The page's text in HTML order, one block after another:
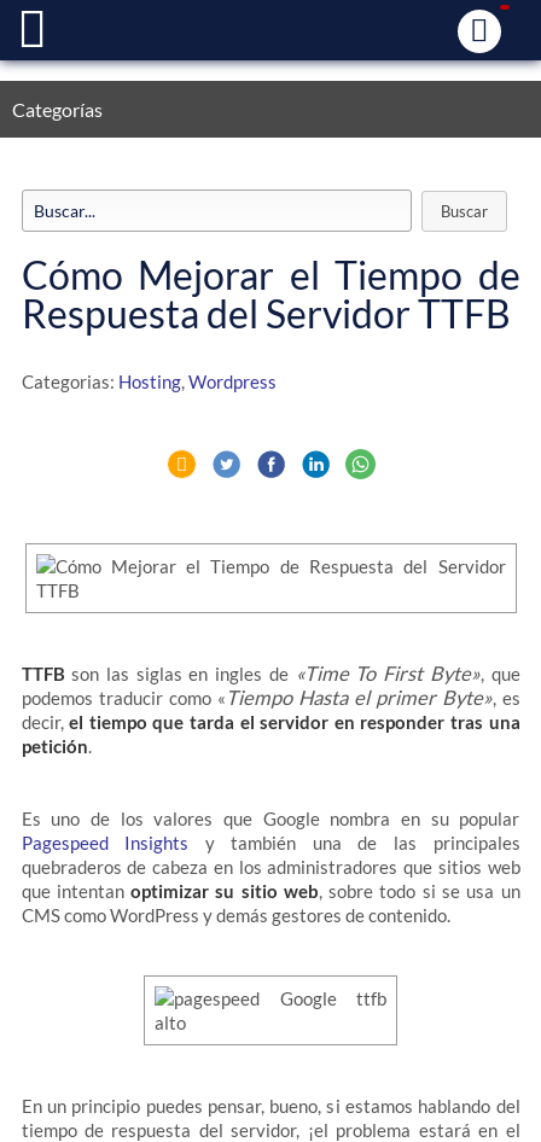
Categorías
Cómo Mejorar el Tiempo de
Respuesta del Servidor TTFB
Categorias: Hosting,Wordpress
TTFB son las siglas en ingles de «Time To First Byte», que
podemos traducir como « Tiempo Hasta el primer Byte», es
decir,el tiempo que tarda el servidor en responder tras una
petición.
Es uno de los valores que Google nombra en su popular
Pagespeed Insights y también una de las principales
quebraderos de cabeza en los administradores que sitios web
que intentanoptimizar su sitio web, sobre todo si se usa un
CMS como WordPress y demás gestores de contenido.
En un principio puedes pensar, bueno, si estamos hablando del
tiempo de respuesta del servidor, ¡el problema estará en el